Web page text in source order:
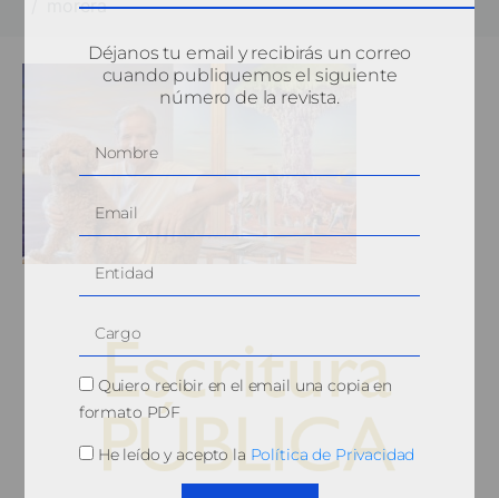
morera
Déjanos tu email y recibirás un correo
cuando publiquemos el siguiente
número de la revista.
Quiero recibir en el email una copia en
formato PDF
He leído y acepto la Política de Privacidad